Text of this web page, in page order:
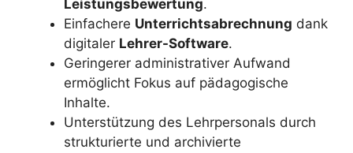
Leistungsbewertung.
Einfachere Unterrichtsabrechnung dank
digitaler Lehrer-Software.
Geringerer administrativer Aufwand
ermöglicht Fokus auf pädagogische
Inhalte.
Unterstützung des Lehrpersonals durch
strukturierte und archivierte